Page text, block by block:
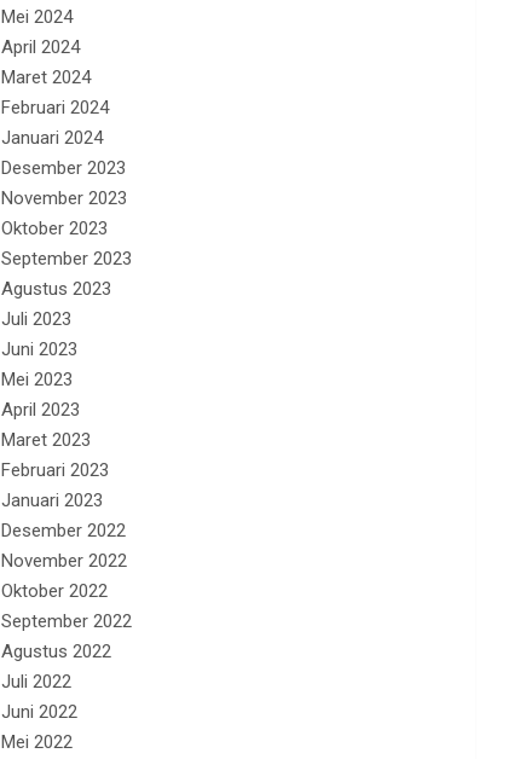
Mei 2024
April 2024
Maret 2024
Februari 2024
Januari 2024
Desember 2023
November 2023
Oktober 2023
September 2023
Agustus 2023
Juli 2023
Juni 2023
Mei 2023
April 2023
Maret 2023
Februari 2023
Januari 2023
Desember 2022
November 2022
Oktober 2022
September 2022
Agustus 2022
Juli 2022
Juni 2022
Mei 2022